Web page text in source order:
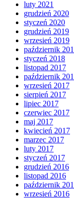
luty 2021
grudzień 2020
styczeń 2020
grudzień 2019
wrzesień 2019
październik
styczeń 2018
listopad 2017
październik
wrzesień 2017
sierpień 2017
lipiec 2017
czerwiec 2017
maj 2017
kwiecień 2017
marzec 2017
luty 2017
styczeń 2017
grudzień 2016
listopad 2016
październik
wrzesień 2016